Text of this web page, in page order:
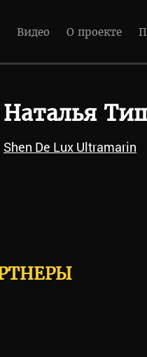
Видео О проекте
Наталья
Shen De Lux Ultramarin